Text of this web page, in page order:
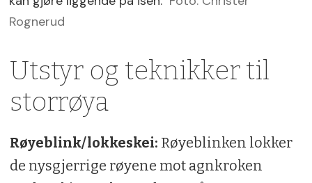
Rognerud
Utstyr og teknikker til
storrøya
Røyeblink/lokkeskei: Røyeblinken lokker
de nysgjerrige røyene mot agnkroken